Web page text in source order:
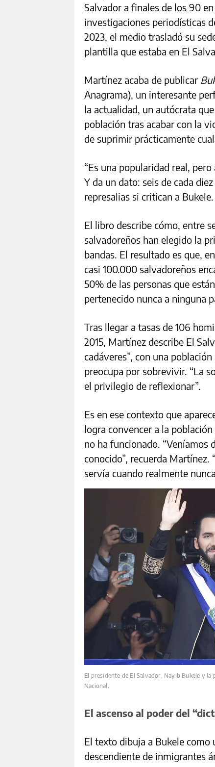
Salvador a finales de los 90
investigaciones periodísticas
2023, el medio trasladó su
plantilla que estaba en El
Martínez acaba de publicar
Anagrama), un interesante
la actualidad, un autócrata
población tras acabar con la
de suprimir prácticamente
“Es una popularidad real,
Y da un dato: seis de cada
represalias si critican a Bukele.
El libro describe cómo, entre
salvadoreños han elegido la
bandas. El resultado es que,
casi 100.000 salvadoreños
50% de las personas que
pertenecido nunca a ninguna
Tras llegar a tasas de 106
2015, Martínez describe El
cadáveres”, con una
preocupa por sobrevivir. “La
el privilegio de reflexionar”.
Es en ese contexto que
logra convencer a la
no ha funcionado. “Veníamos
conocido”, recuerda
servía cuando realmente
El presidente de El Salvador, Nayib Bukele y la
Nacional.
El ascenso al poder del
El texto dibuja a Bukele como
descendiente de inmigrantes